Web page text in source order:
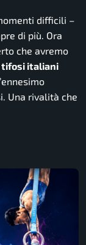
difficili –
di più. Ora
che avremo
tifosi italiani
Una rivalità che